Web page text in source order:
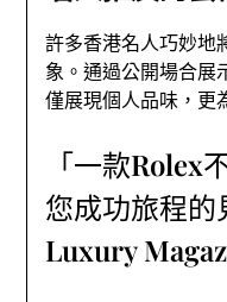
許多香港名人巧妙地
象。通過公開場合展
僅展現個人品味，更
「一款Rolex
您成功旅程
Luxury